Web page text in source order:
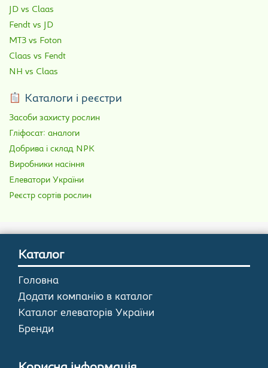
JD vs Claas
Fendt vs JD
МТЗ vs Foton
Claas vs Fendt
NH vs Claas
Каталоги і реєстри
Засоби захисту рослин
Гліфосат: аналоги
Добрива і склад NPK
Виробники насіння
Елеватори України
Реєстр сортів рослин
Каталог
Головна
Додати компанію в каталог
Каталог елеваторів України
Бренди